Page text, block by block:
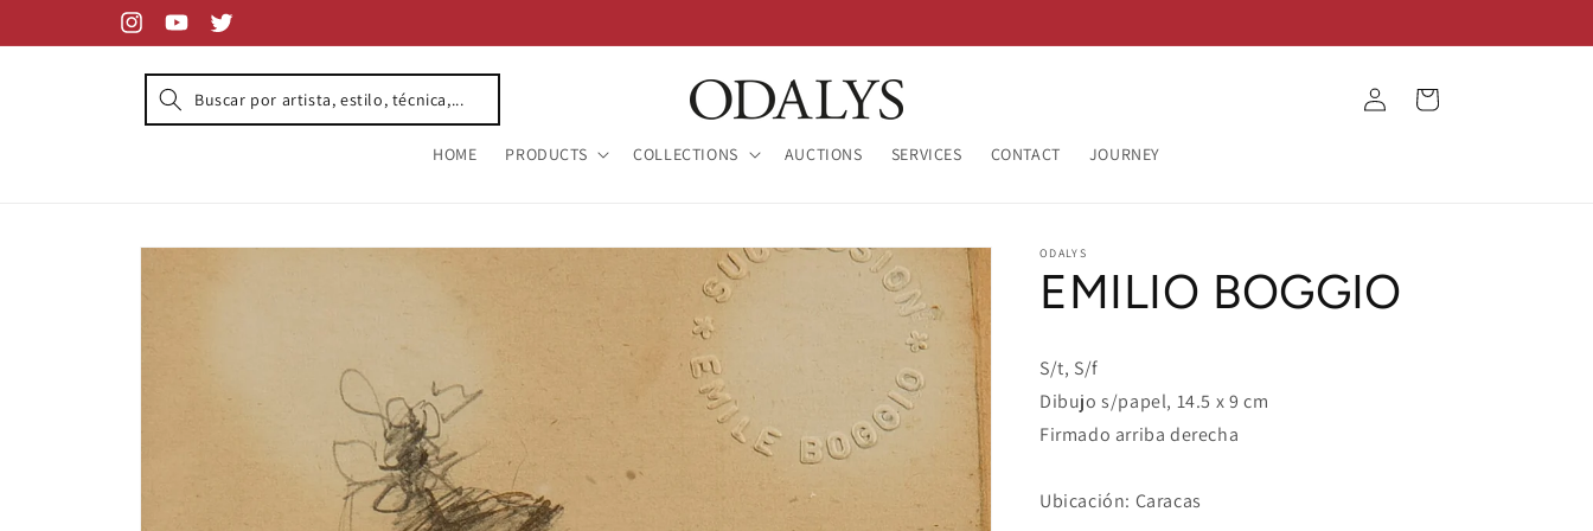
InstagramYouTubeTwitter
HOME PRODUCTS COLLECTIONS AUCTIONS SERVICES CONTACT JOURNEY
Log
in
Cart
Skip to
ODALYS
EMILIO BOGGIO
S/t, S/f
Dibujo s/papel, 14.5 x 9 cm
Firmado arriba derecha
Ubicación: Caracas